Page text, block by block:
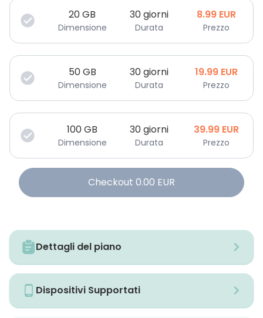
20GB
Dimensione
30 giorni
Durata
8.99 EUR
Prezzo
50GB
Dimensione
30 giorni
Durata
19.99 EUR
Prezzo
100GB
Dimensione
30 giorni
Durata
39.99 EUR
Prezzo
Checkout 0.00 EUR
Dettagli del piano
Dispositivi Supportati